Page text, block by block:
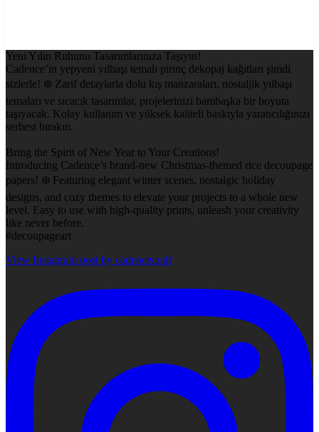
Yeni Yılın Ruhunu Tasarımlarınıza Taşıyın!
Cadence’in yepyeni yılbaşı temalı pirinç dekopaj kağıtları şimdi
sizlerle! ❄️ Zarif detaylarla dolu kış manzaraları, nostaljik yılbaşı
temaları ve sıcacık tasarımlar, projelerinizi bambaşka bir boyuta
taşıyacak. Kolay kullanım ve yüksek kaliteli baskıyla yaratıcılığınızı
serbest bırakın.
Bring the Spirit of New Year to Your Creations!
Introducing Cadence’s brand-new Christmas-themed rice decoupage
papers! ❄️ Featuring elegant winter scenes, nostalgic holiday
designs, and cozy themes to elevate your projects to a whole new
level. Easy to use with high-quality prints, unleash your creativity
like never before.
#decoupageart
View Instagram post by cadencecraft